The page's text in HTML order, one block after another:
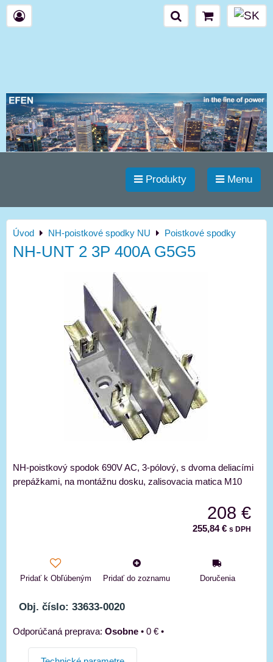
Produkty Menu
Úvod NH-poistkové spodky NU Poistkové spodky
NH-UNT 2 3P 400A G5G5
NH-poistkový spodok 690V AC, 3-pólový, s dvoma deliacími
prepážkami, na montážnu dosku, zalisovacia matica M10
208 €
255,84 € s DPH
Pridať k Obľúbeným Pridať do zoznamu Doručenia
Obj. číslo: 33633-0020
Osobne • 0 € •